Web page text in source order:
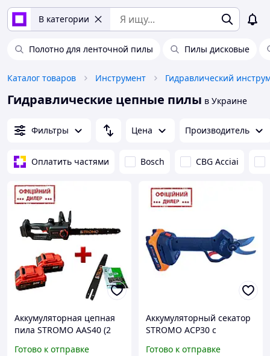
В категории
Полотно для ленточной пилы Пилы дисковые
Каталог товаров Инструмент Гидравлический
Гидравлические цепные пилы в Украине
Фильтры Цена Производитель
Оплатить частями Bosch CBG Acciai
Аккумуляторная цепная
пила STROMO AAS40 (2
Готово к отправке
Аккумуляторный секатор
STROMO ACP30 с
Готово к отправке